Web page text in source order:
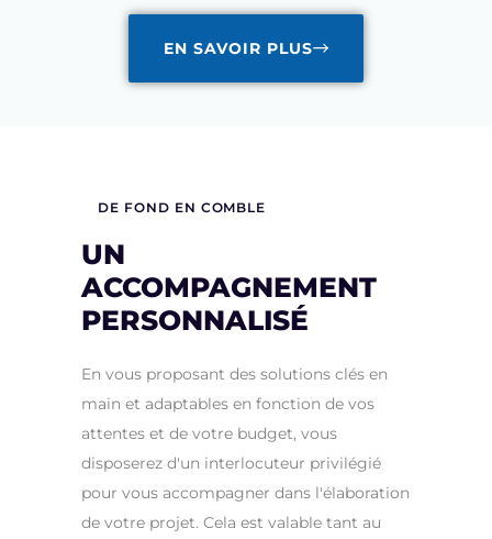
EN SAVOIR PLUS
DE FOND EN COMBLE
UN
ACCOMPAGNEMENT
PERSONNALISÉ
En vous proposant des solutions clés en
main et adaptables en fonction de vos
attentes et de votre budget, vous
disposerez d'un interlocuteur privilégié
pour vous accompagner dans l'élaboration
de votre projet. Cela est valable tant au